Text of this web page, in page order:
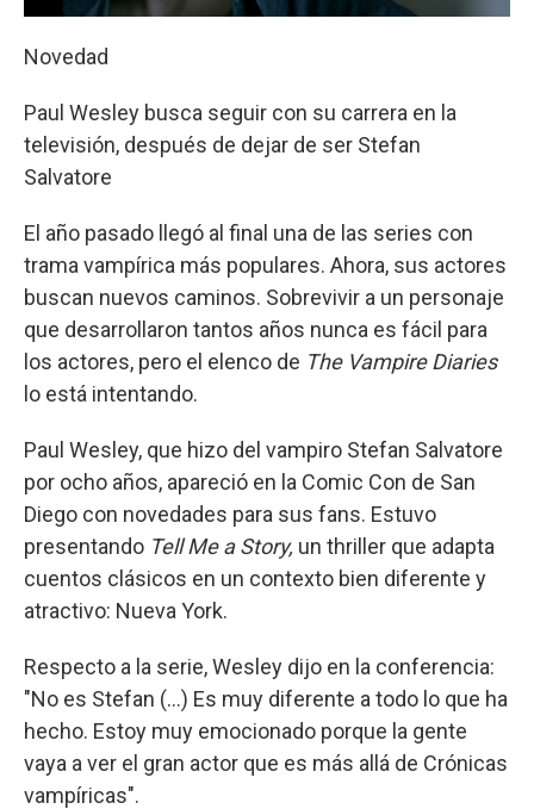
Novedad
Paul Wesley busca seguir con su carrera en la
televisión, después de dejar de ser Stefan
Salvatore
El año pasado llegó al final una de las series con
trama vampírica más populares. Ahora, sus actores
buscan nuevos caminos. Sobrevivir a un personaje
que desarrollaron tantos años nunca es fácil para
los actores, pero el elenco de The Vampire Diaries
lo está intentando.
Paul Wesley, que hizo del vampiro Stefan Salvatore
por ocho años, apareció en la Comic Con de San
Diego con novedades para sus fans. Estuvo
presentando Tell Me a Story, un thriller que adapta
cuentos clásicos en un contexto bien diferente y
atractivo: Nueva York.
Respecto a la serie, Wesley dijo en la conferencia:
"No es Stefan (...) Es muy diferente a todo lo que ha
hecho. Estoy muy emocionado porque la gente
vaya a ver el gran actor que es más allá de Crónicas
vampíricas".